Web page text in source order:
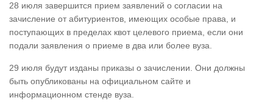
28 июля завершится прием заявлений о согласии на
зачисление от абитуриентов, имеющих особые права, и
поступающих в пределах квот целевого приема, если они
подали заявления о приеме в два или более вуза.
29 июля будут изданы приказы о зачислении. Они должны
быть опубликованы на официальном сайте и
информационном стенде вуза.